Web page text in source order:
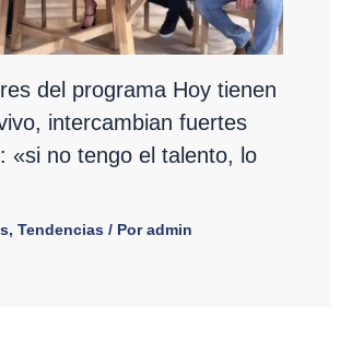
del programa Hoy tienen
intercambian fuertes
«si no tengo el talento, lo
, Tendencias/ Poradmin